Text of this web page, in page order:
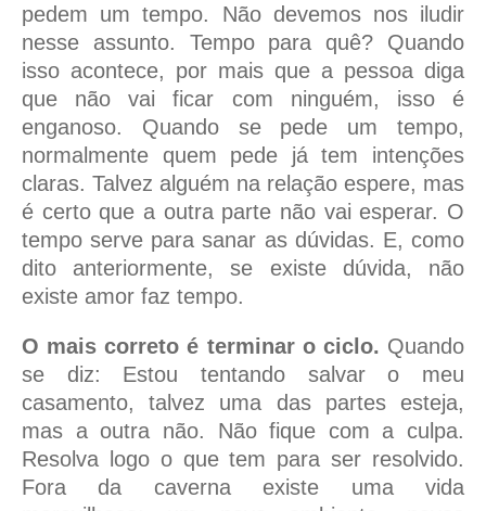
pedem um tempo. Não devemos nos iludir
nesse assunto. Tempo para quê? Quando
isso acontece, por mais que a pessoa diga
que não vai ficar com ninguém, isso é
enganoso. Quando se pede um tempo,
normalmente quem pede já tem intenções
claras. Talvez alguém na relação espere, mas
é certo que a outra parte não vai esperar. O
tempo serve para sanar as dúvidas. E, como
dito anteriormente, se existe dúvida, não
existe amor faz tempo.
O mais correto é terminar o ciclo. Quando
se diz: Estou tentando salvar o meu
casamento, talvez uma das partes esteja,
mas a outra não. Não fique com a culpa.
Resolva logo o que tem para ser resolvido.
Fora da caverna existe uma vida